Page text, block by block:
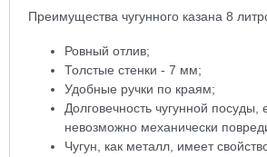
Преимущества чугунного казана 8
Ровный отлив;
Толстые стенки - 7 мм;
Удобные ручки по краям;
Долговечность чугунной посуды,
невозможно механически
Чугун, как металл, имеет